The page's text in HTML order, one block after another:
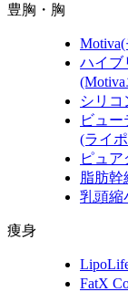
豊胸・胸
Motiva(
ハイブ
シリコ
ビュ
(ライ
ピュ
脂肪
乳頭縮
痩身
FatX